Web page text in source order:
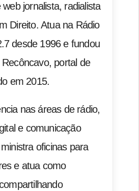
web jornalista, radialista
Direito. Atua na Rádio
desde 1996 e fundou
portal de
em 2015.
nas áreas de rádio,
e comunicação
oficinas para
e atua como